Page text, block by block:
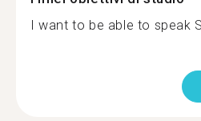
I want to be able to speak